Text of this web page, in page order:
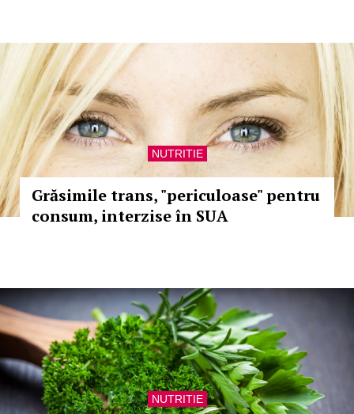
NUTRITIE
Grăsimile trans, "periculoase" pentru
consum, interzise în SUA
NUTRITIE